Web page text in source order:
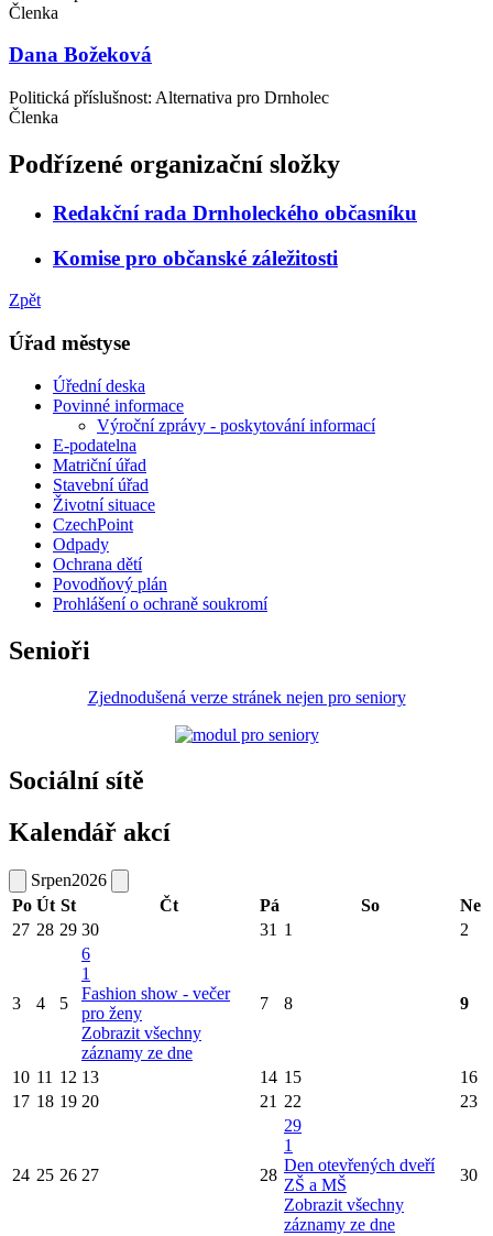
Členka
Dana Božeková
Politická příslušnost: Alternativa pro Drnholec
Členka
Podřízené organizační složky
Redakční rada Drnholeckého občasníku
Komise pro občanské záležitosti
Zpět
Úřad městyse
Úřední deska
Povinné informace
Výroční zprávy - poskytování informací
E-podatelna
Matriční úřad
Stavební úřad
Životní situace
CzechPoint
Odpady
Ochrana dětí
Povodňový plán
Prohlášení o ochraně soukromí
Senioři
Zjednodušená verze stránek nejen pro seniory
Sociální sítě
Kalendář akcí
Srpen2026
Po Út St Čt Pá So
Ne
27 28 29 30 31 1 2
3 4 5
6
1
Fashion show - večer
pro ženy
Zobrazit všechny
záznamy ze dne
7 8 9
10 11 12 13 14 15
16
17 18 19 20 21 22 23
24 25 26 27 28
29
1
Den otevřených dveří
ZŠ a MŠ
Zobrazit všechny
záznamy ze dne
30